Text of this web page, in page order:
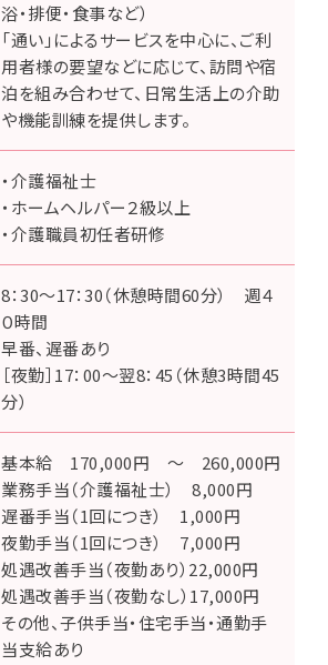
浴・排便・食事など）
「通い」によるサービスを中心に、ご利
用者様の要望などに応じて、訪問や宿
泊を組み合わせて、日常生活上の介助
や機能訓練を提供します。
・介護福祉士
・ホームヘルパー２級以上
・介護職員初任者研修
8：30～17：30（休憩時間60分） 週４
０時間
早番、遅番あり
［夜勤］17：00～翌8：45（休憩3時間45
分）
基本給 170,000円 ～ 260,000円
業務手当（介護福祉士） 8,000円
遅番手当（1回につき） 1,000円
夜勤手当（1回につき） 7,000円
処遇改善手当（夜勤あり）22,000円
処遇改善手当（夜勤なし）17,000円
その他、子供手当・住宅手当・通勤手
当支給あり